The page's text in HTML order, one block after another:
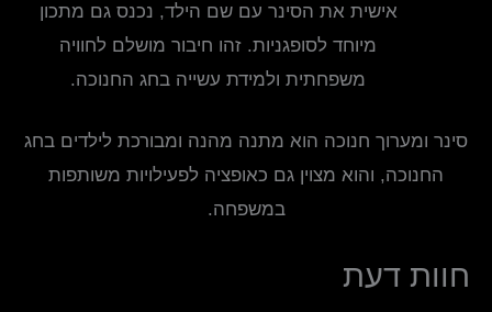
אישית את הסינר עם שם הילד, נכנס גם מתכון
מיוחד לסופגניות. זהו חיבור מושלם לחוויה
משפחתית ולמידת עשייה בחג החנוכה.
סינר ומערוך חנוכה הוא מתנה מהנה ומבורכת לילדים בחג
החנוכה, והוא מצוין גם כאופציה לפעילויות משותפות
במשפחה.
חוות דעת